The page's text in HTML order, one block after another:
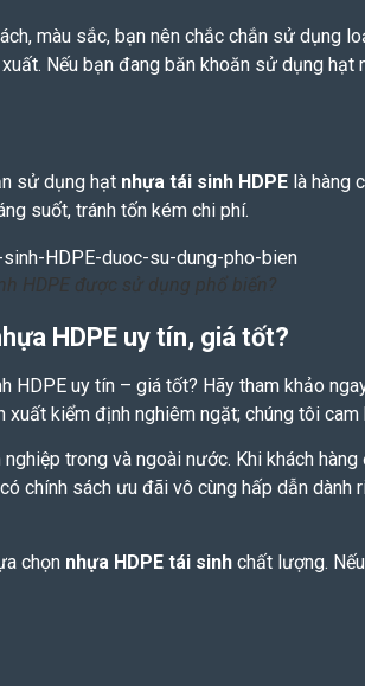
màu sắc, bạn nên chắc chắn sử dụng
Nếu bạn đang băn khoăn sử dụng
sử dụng hạt nhựa tái sinh HDPE là hàng
suốt, tránh tốn kém chi phí.
HDPE được sử dụng phổ biến?
HDPE uy tín, giá tốt?
HDPE uy tín – giá tốt? Hãy tham khảo
kiểm định nghiêm ngặt; chúng tôi
nghiệp trong và ngoài nước. Khi khách
chính sách ưu đãi vô cùng hấp dẫn dành
chọn nhựa HDPE tái sinh chất lượng.